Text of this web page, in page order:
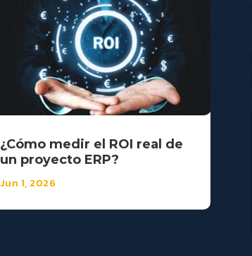
¿Cómo medir el ROI real de
un proyecto ERP?
Jun 1, 2026